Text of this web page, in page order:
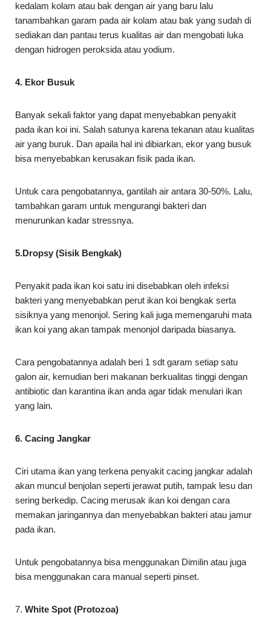
kedalam kolam atau bak dengan air yang baru lalu
tanambahkan garam pada air kolam atau bak yang sudah di
sediakan dan pantau terus kualitas air dan mengobati luka
dengan hidrogen peroksida atau yodium.
4. Ekor Busuk
Banyak sekali faktor yang dapat menyebabkan penyakit
pada ikan koi ini. Salah satunya karena tekanan atau kualitas
air yang buruk. Dan apaila hal ini dibiarkan, ekor yang busuk
bisa menyebabkan kerusakan fisik pada ikan.
Untuk cara pengobatannya, gantilah air antara 30-50%. Lalu,
tambahkan garam untuk mengurangi bakteri dan
menurunkan kadar stressnya.
5.Dropsy (Sisik Bengkak)
Penyakit pada ikan koi satu ini disebabkan oleh infeksi
bakteri yang menyebabkan perut ikan koi bengkak serta
sisiknya yang menonjol. Sering kali juga memengaruhi mata
ikan koi yang akan tampak menonjol daripada biasanya.
Cara pengobatannya adalah beri 1 sdt garam setiap satu
galon air, kemudian beri makanan berkualitas tinggi dengan
antibiotic dan karantina ikan anda agar tidak menulari ikan
yang lain.
6. Cacing Jangkar
Ciri utama ikan yang terkena penyakit cacing jangkar adalah
akan muncul benjolan seperti jerawat putih, tampak lesu dan
sering berkedip. Cacing merusak ikan koi dengan cara
memakan jaringannya dan menyebabkan bakteri atau jamur
pada ikan.
Untuk pengobatannya bisa menggunakan Dimilin atau juga
bisa menggunakan cara manual seperti pinset.
7. White Spot (Protozoa)